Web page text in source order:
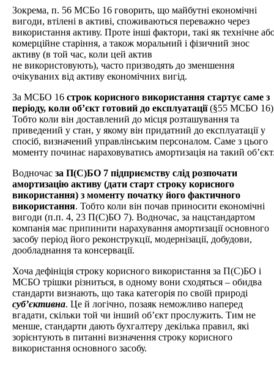
Зокрема, п. 56 МСБо 16 говорить, що майбутні економічні
вигоди, втілені в активі, споживаються переважно через
використання активу. Проте інші фактори, такі як технічне
комерційне старіння, а також моральний і фізичний знос
активу (в той час, коли цей актив
не використовують), часто призводять до зменшення
очікуваних від активу економічних вигід.
За МСБО 16 строк корисного використання стартує саме з
періоду, коли об’єкт готовий до експлуатації(§55 МСБО
Тобто коли він доставлений до місця розташування та
приведений у стан, у якому він придатний до експлуатації у
спосіб, визначений управлінським персоналом. Саме з цього
моменту починає нараховуватись амортизація на такий
Водночас за П(С)БО 7 підприємству слід розпочати
амортизацію активу (дати старт строку корисного
використання) з моменту початку його фактичного
використання. Тобто коли він почав приносити економічні
вигоди (п.п. 4, 23 П(С)БО 7). Водночас, за нацстандартом
компанія має припинити нарахування амортизації основного
засобу період його реконструкції, модернізації, добудови,
дообладнання та консервації.
Хоча дефініція строку корисного використання за П(С)БО і
МСБО трішки різниться, в одному вони сходяться – обидва
стандарти визнають, що така категорія по своїй природі
суб’єктивна. Це й логічно, позаяк неможливо наперед
вгадати, скільки той чи інший об’єкт прослужить. Тим не
менше, стандарти дають бухгалтеру декілька правил, які
зорієнтують в питанні визначення строку корисного
використання основного засобу.